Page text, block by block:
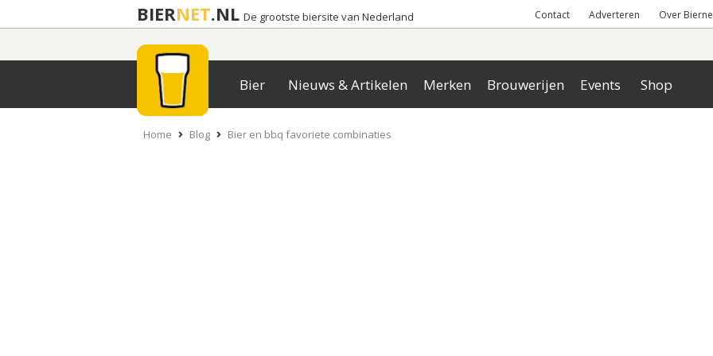
BIERNET.NL De grootste biersite van Nederland Contact Adverteren Over
Bier Nieuws & Artikelen Merken Brouwerijen Events Shop
Home Blog Bier en bbq favoriete combinaties